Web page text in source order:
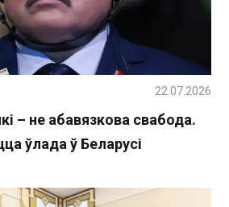
– не абавязкова свабода.
ўлада ў Беларусі
22.07.2026